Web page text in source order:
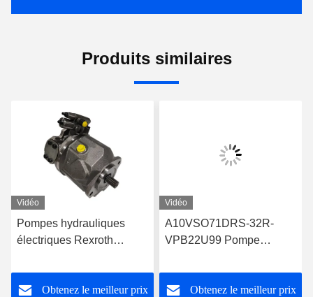
Produits similaires
Vidéo
Pompes hydrauliques
électriques Rexroth
PPA12G30
Obtenez le meilleur prix
Vidéo
A10VSO71DRS-32R-
VPB22U99 Pompe
Obtenez le meilleur prix